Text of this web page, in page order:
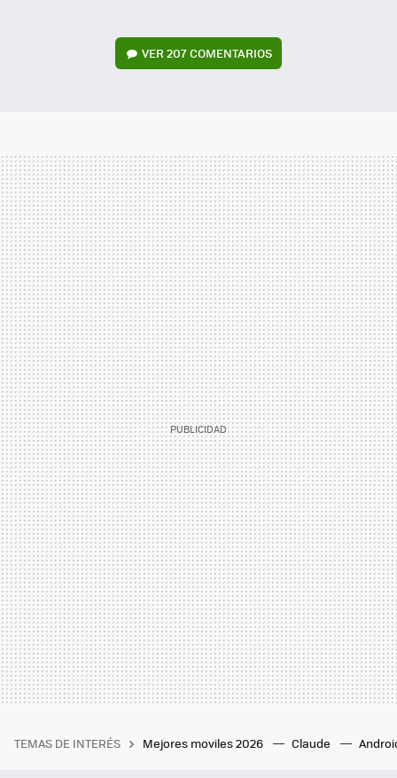
VER207 COMENTARIOS
TEMAS DE INTERÉS Mejores moviles 2026 Claude